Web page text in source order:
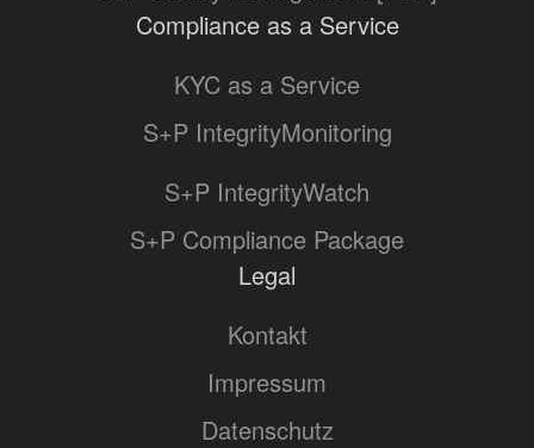
Compliance as a Service
KYC as a Service
S+P IntegrityMonitoring
S+P IntegrityWatch
S+P Compliance Package
Legal
Kontakt
Impressum
Datenschutz